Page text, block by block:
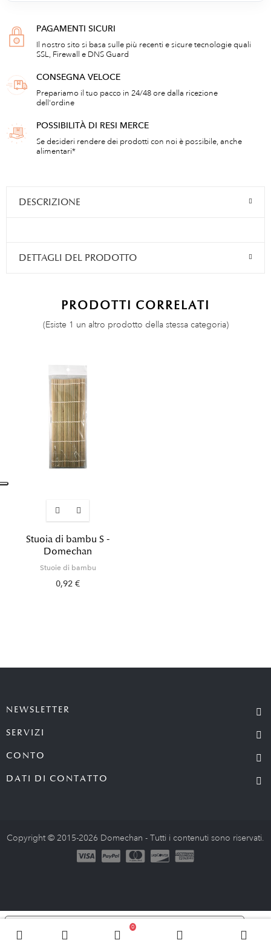
0
PAGAMENTI SICURI
Il nostro sito si basa sulle più recenti e sicure tecnologie quali
SSL, Firewall e DNS Guard
CONSEGNA VELOCE
Prepariamo il tuo pacco in 24/48 ore dalla ricezione
dell'ordine
POSSIBILITÀ DI RESI MERCE
Se desideri rendere dei prodotti con noi è possibile, anche
alimentari*
DESCRIZIONE
DETTAGLI DEL PRODOTTO
PRODOTTI CORRELATI
(Esiste 1 un altro prodotto della stessa categoria)
Stuoia di bambu S -
Domechan
Stuoie di bambu
0,92 €
NEWSLETTER
SERVIZI
CONTO
DATI DI CONTATTO
Copyright © 2015-2026 Domechan - Tutti i contenuti sono riservati.
Le tue preferenze relative alla privacy